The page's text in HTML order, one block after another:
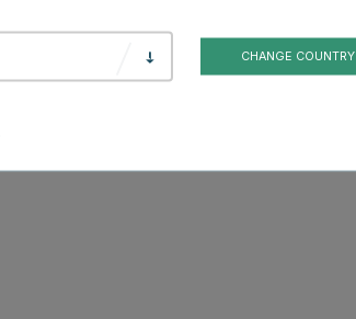
CHANGE COUNTRY